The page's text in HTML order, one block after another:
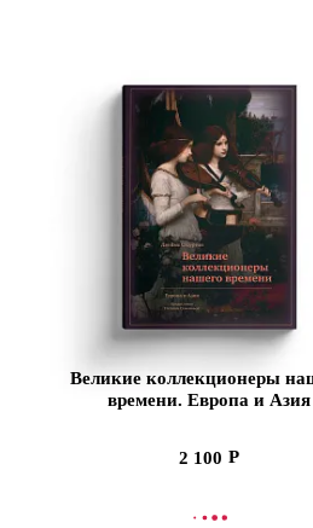
Великие коллекционеры
времени. Европа и Азия
2 100
В КОРЗИНУ